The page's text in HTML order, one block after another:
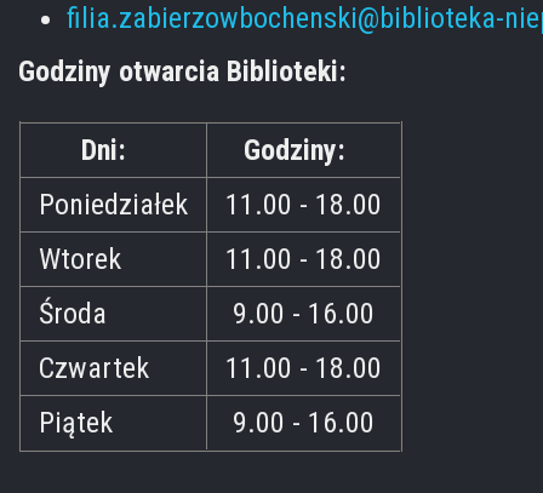
filia.zabierzowbochenski@biblioteka-
Godziny otwarcia Biblioteki:
Dni:
Godziny:
Poniedziałek
11.00 - 18.00
Wtorek
11.00 - 18.00
Środa
9.00 - 16.00
Czwartek
11.00 - 18.00
Piątek
9.00 - 16.00